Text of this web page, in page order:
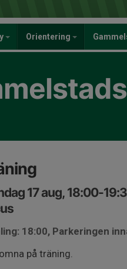
Orientering
17 aug, 18:00-
18:00, Parkeringen
på träning.